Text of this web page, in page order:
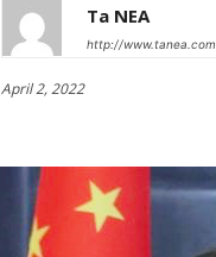
Ta NEA
http://www.tanea.com
April 2, 2022